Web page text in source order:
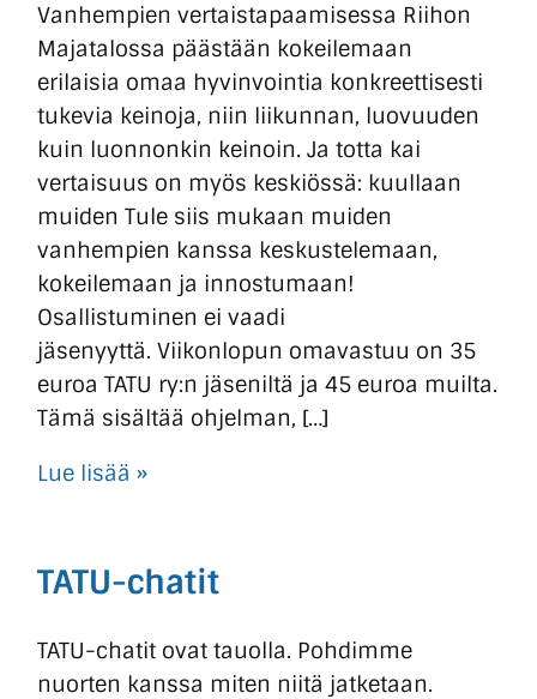
Vanhempien vertaistapaamisessa Riihon
Majatalossa päästään kokeilemaan
erilaisia omaa hyvinvointia konkreettisesti
tukevia keinoja, niin liikunnan, luovuuden
kuin luonnonkin keinoin. Ja totta kai
vertaisuus on myös keskiössä: kuullaan
muiden Tule siis mukaan muiden
vanhempien kanssa keskustelemaan,
kokeilemaan ja innostumaan!
Osallistuminen ei vaadi
jäsenyyttä. Viikonlopun omavastuu on 35
euroa TATU ry:n jäseniltä ja 45 euroa muilta.
Tämä sisältää ohjelman, […]
Lue lisää »
TATU-chatit
TATU-chatit ovat tauolla. Pohdimme
nuorten kanssa miten niitä jatketaan.